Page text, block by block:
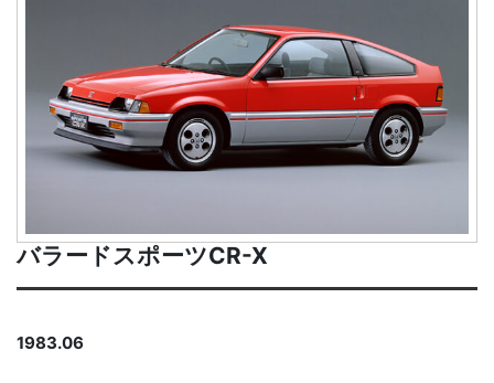
バラードスポーツCR-X
1983.06